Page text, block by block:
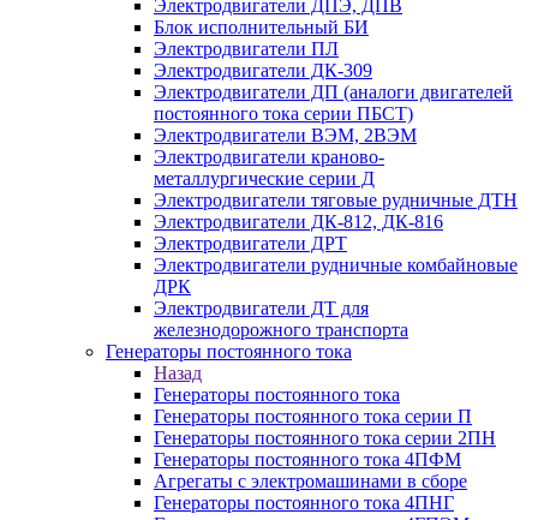
Электродвигатели ДПЭ, ДПВ
Блок исполнительный БИ
Электродвигатели ПЛ
Электродвигатели ДК-309
Электродвигатели ДП (аналоги двигателей
постоянного тока серии ПБСТ)
Электродвигатели ВЭМ, 2ВЭМ
Электродвигатели краново-
металлургические серии Д
Электродвигатели тяговые рудничные ДТН
Электродвигатели ДК-812, ДК-816
Электродвигатели ДРТ
Электродвигатели рудничные комбайновые
ДРК
Электродвигатели ДТ для
железнодорожного транспорта
Генераторы постоянного тока
Назад
Генераторы постоянного тока
Генераторы постоянного тока серии П
Генераторы постоянного тока серии 2ПН
Генераторы постоянного тока 4ПФМ
Агрегаты с электромашинами в сборе
Генераторы постоянного тока 4ПНГ